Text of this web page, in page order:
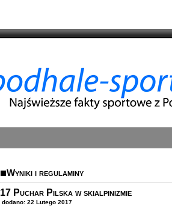
Wyniki i regulaminy
17 Puchar Pilska w skialpinizmie
dodano: 22 Lutego 2017